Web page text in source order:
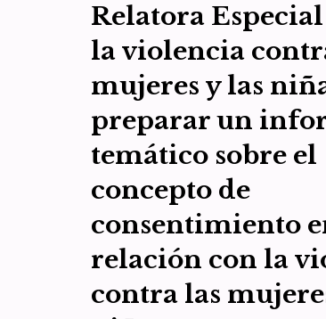
Relatora
la violencia
mujeres y las
preparar un
temático sobre el
concepto de
consentimiento
relación con la
contra las